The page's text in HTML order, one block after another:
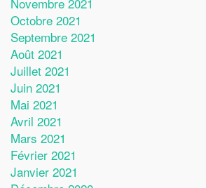
Octobre 2021
Septembre 2021
Août 2021
Juillet 2021
Juin 2021
Mai 2021
Avril 2021
Mars 2021
Février 2021
Janvier 2021